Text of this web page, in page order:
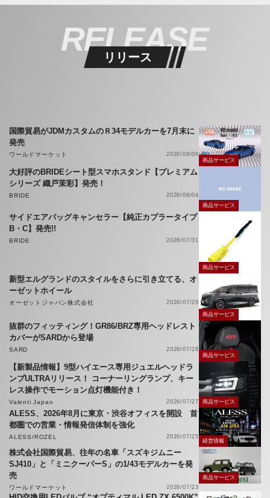
RELEASE
リリース
国際貿易がJDMカスタムのＲ34モデルカーを7月末に
発売
ワールドマーケット
2026/08/06
商品サービス
大好評のBRIDEシート型スマホスタンド【プレミアム
シリーズ 織戸茉彩】発売！
BRIDE
2026/08/04
商品サービス
サイドエアバッグキャンセラー【純正カプラータイプ
B・C】発売!!
BRIDE 2026/07/31
商品サービス
新型エルグランドのスタイルをさらに引き立てる、オ
ーゼットホイール
オーゼットジャパン株式会社
2026/07/29
商品サービス
抜群のフィッティング！GR86/BRZ専用ヘッドレスト
カバーがSARDから登場
SARD
2026/07/28
商品サービス
【新製品情報】9型ハイエース専用ジュエルヘッドラ
ンプULTRAリリース！ コーナーリングランプ、キー
レス操作でモーション点灯機能付き！
Valenti Japan 2026/07/27 商品サービス
ALESS、2026年8月に東京・渋谷オフィスを開設 首
都圏での営業・情報発信体制を強化
ALESS/ROZEL 2026/07/25
経営情報
株式会社国際貿易、往年の名車「スズキジムニー
SJ410」と「ミニクーパーS」の1/43モデルカーを発
売
ワールドマーケット 2026/07/23
商品サービス